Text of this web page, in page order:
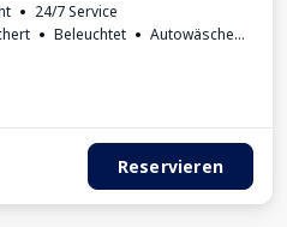
24/7 Service
Beleuchtet
Autowäsche
Reservieren